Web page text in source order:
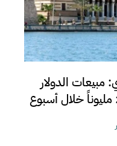
مبيعات الدولار